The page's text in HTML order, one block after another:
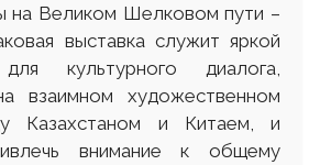
на Великом Шелковом пути –
выставка служит яркой
культурного диалога,
взаимном художественном
Казахстаном и Китаем, и
внимание к общему